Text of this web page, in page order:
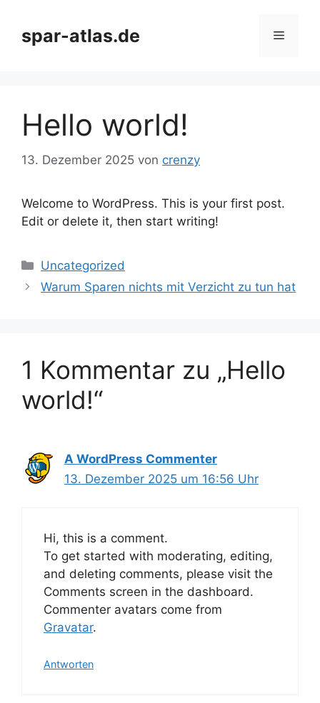
springen
spar-atlas.de Menü
Hello world!
13. Dezember 2025 von crenzy
Welcome to WordPress. This is your first post.
Edit or delete it, then start writing!
Kategorien
Uncategorized
Warum Sparen nichts mit Verzicht zu tun hat
1 Kommentar zu „Hello
world!“
A WordPress Commenter
13. Dezember 2025 um 16:56 Uhr
Hi, this is a comment.
To get started with moderating, editing,
and deleting comments, please visit the
Comments screen in the dashboard.
Commenter avatars come from
Gravatar.
Antworten